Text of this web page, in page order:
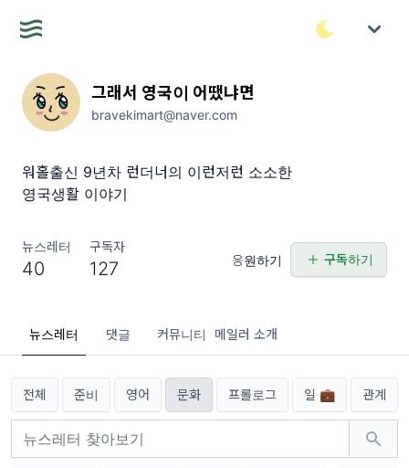
그래서 영국이 어땠냐면
bravekimart@naver.com
워홀출신 9년차 런더너의 이런저런 소소한
영국생활 이야기
뉴스레터
40
구독자
127 응원하기 구독하기
뉴스레터 댓글 커뮤니티 메일러 소개
전체 준비 영어 문화 프롤로그 일 💼 관계